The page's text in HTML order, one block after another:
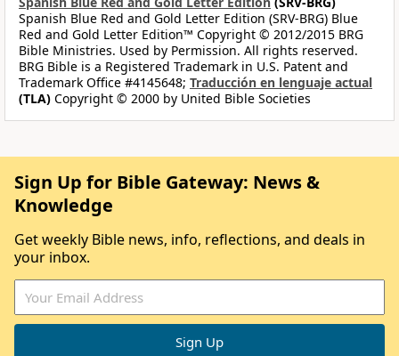
Spanish Blue Red and Gold Letter Edition (SRV-BRG) Blue
Red and Gold Letter Edition™ Copyright © 2012/2015 BRG
Bible Ministries. Used by Permission. All rights reserved.
BRG Bible is a Registered Trademark in U.S. Patent and
Trademark Office #4145648; Traducción en lenguaje actual
(TLA) Copyright © 2000 by United Bible Societies
Sign Up for Bible Gateway: News &
Knowledge
Get weekly Bible news, info, reflections, and deals in
your inbox.